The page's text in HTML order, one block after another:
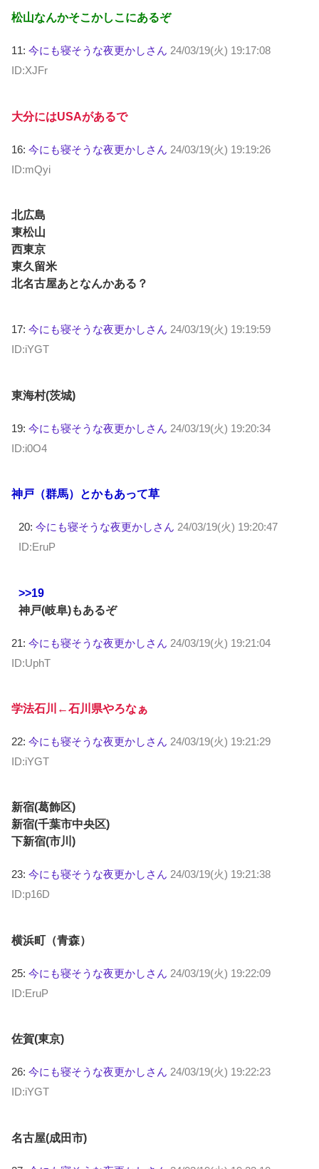
松山なんかそこかしこにあるぞ
11: 今にも寝そうな夜更かしさん 24/03/19(火) 19:17:08
ID:XJFr
大分にはUSAがあるで
16: 今にも寝そうな夜更かしさん 24/03/19(火) 19:19:26
ID:mQyi
北広島
東松山
西東京
東久留米
北名古屋あとなんかある？
17: 今にも寝そうな夜更かしさん 24/03/19(火) 19:19:59
ID:iYGT
東海村(茨城)
19: 今にも寝そうな夜更かしさん 24/03/19(火) 19:20:34
ID:i0O4
神戸（群馬）とかもあって草
20: 今にも寝そうな夜更かしさん 24/03/19(火) 19:20:47
ID:EruP
>>19
神戸(岐阜)もあるぞ
21: 今にも寝そうな夜更かしさん 24/03/19(火) 19:21:04
ID:UphT
学法石川←石川県やろなぁ
22: 今にも寝そうな夜更かしさん 24/03/19(火) 19:21:29
ID:iYGT
新宿(葛飾区)
新宿(千葉市中央区)
下新宿(市川)
23: 今にも寝そうな夜更かしさん 24/03/19(火) 19:21:38
ID:p16D
横浜町（青森）
25: 今にも寝そうな夜更かしさん 24/03/19(火) 19:22:09
ID:EruP
佐賀(東京)
26: 今にも寝そうな夜更かしさん 24/03/19(火) 19:22:23
ID:iYGT
名古屋(成田市)